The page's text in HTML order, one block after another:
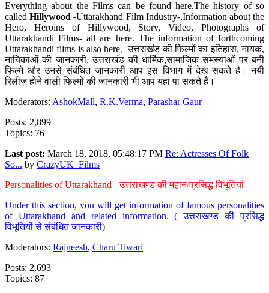
Everything about the Films can be found here.The history of so
calledHillywood-Uttarakhand Film Industry-,Information about the
Hero, Heroins of Hillywood, Story, Video, Photographs of
Uttarakhandi Films- all are here. The information of forthcoming
Uttarakhandi films is also here. उत्तराखंड की फिल्मों का इतिहास, नायक,
नायिकाओं की जानकारी, उत्तराखंड की धार्मिक,सामाजिक समस्याओं पर बनी
फिल्मे और उनसे संबंधित जानकारी आप इस विभाग में देख सकते है। नयी
रिलीज़ होने वाली फिल्मों की जानकारी भी आप यहां पा सकते हैं।
Moderators: AshokMall, R.K.Verma, Parashar Gaur
Posts: 2,899
Topics: 76
Last post: March 18, 2018, 05:48:17 PM Re: Actresses Of Folk
So... by CrazyUK_Films
Personalities of Uttarakhand - उत्तराखण्ड की महान/प्रसिद्ध विभूतियां
Under this section, you will get information of famous personalities
of Uttarakhand and related information. ( उत्तराखण्ड की प्रसिद्ध
विभूतियों से संबंधित जानकारी)
Moderators: Rajneesh, Charu Tiwari
Posts: 2,693
Topics: 87